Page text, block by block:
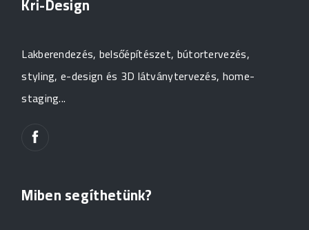
Lakberendezés, belsőépítészet, bútortervezés,
styling, e-design és 3D látványtervezés, home-
staging...
Miben segíthetünk?